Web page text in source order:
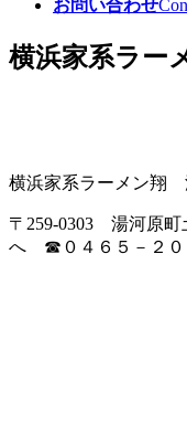
お問い合わせ
横浜家系ラ
横浜家系ラーメン翔
〒259-0303 湯河原
へ ☎０４６５－２０